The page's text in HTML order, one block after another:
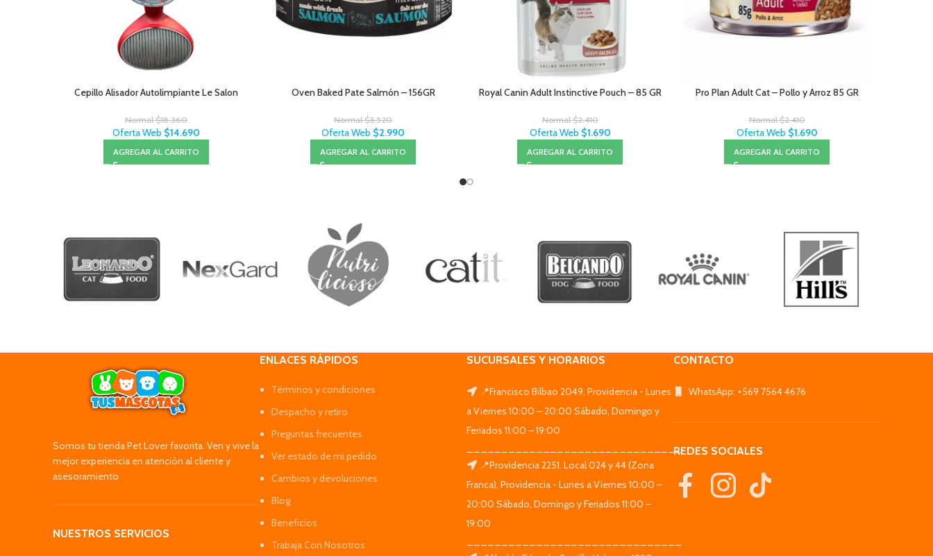
Cepillo Alisador Autolimpiante Le Salon
Normal$18.360
Oferta Web $14.690
AGREGAR AL CARRITO
Oven Baked Pate Salmón – 156GR
Normal$3.520
Oferta Web $2.990
AGREGAR AL CARRITO
Royal Canin Adult Instinctive Pouch – 85 GR
Normal$2.410
Oferta Web $1.690
AGREGAR AL CARRITO
Pro Plan Adult Cat – Pollo y Arroz 85 GR
Normal$2.410
Oferta Web $1.690
AGREGAR AL CARRITO
Somos tu tienda Pet Lover favorita. Ven y vive la
mejor experiencia en atención al cliente y
asesoramiento
NUESTROS SERVICIOS
ENLACES RÁPIDOS
Términos y condiciones
Despacho y retiro
Preguntas frecuentes
Ver estado de mi pedido
Cambios y devoluciones
Blog
Beneficios
Trabaja Con Nosotros
SUCURSALES Y HORARIOS
📍Francisco Bilbao 2049, Providencia - Lunes
a Viernes 10:00 – 20:00 Sábado, Domingo y
Feriados 11:00 – 19:00
_______________________________
📍Providencia 2251. Local 024 y 44 (Zona
Franca), Providencia - Lunes a Viernes 10:00 –
20:00 Sábado, Domingo y Feriados 11:00 –
19:00
CONTACTO
WhatsApp: +569 7564 4676
REDES SOCIALES